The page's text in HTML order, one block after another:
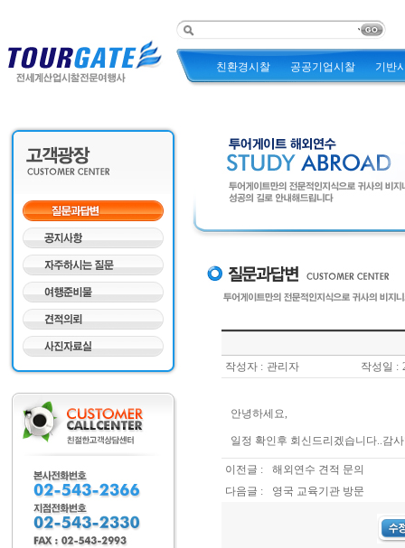
친환경시찰 공공기업시찰 기반
작성자 : 관리자 작성일 :
안녕하세요,
일정 확인후 회신드리겠습니다..감
이전글 :
해외연수 견적 문의
다음글 :
영국 교육기관 방문